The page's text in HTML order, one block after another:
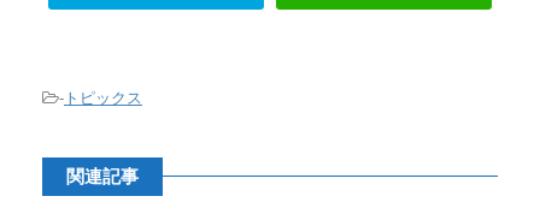
- トピックス
関連記事